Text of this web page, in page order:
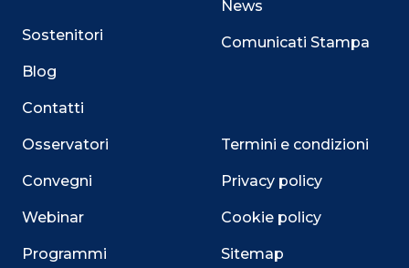
Sostenitori
Blog
Contatti
Osservatori
Convegni
Webinar
Programmi
News
Comunicati Stampa
Termini e condizioni
Privacy policy
Cookie policy
Sitemap